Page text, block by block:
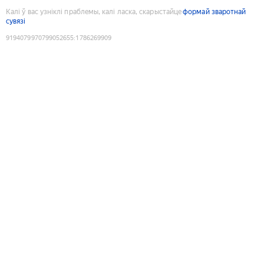
Калі ў вас узніклі праблемы, калі ласка, скарыстайцеформай зваротнай
сувязі
9194079970799052655:1786269909